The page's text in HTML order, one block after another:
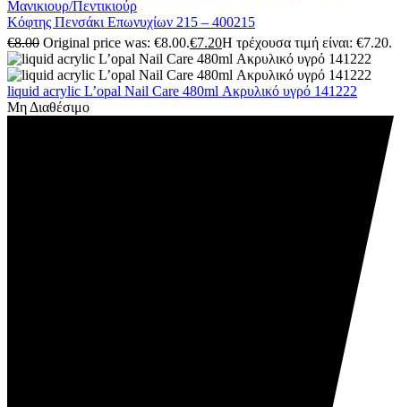
Μανικιουρ/Πεντικιούρ
Κόφτης Πενσάκι Επωνυχίων 215 – 400215
€8.00 Original price was: €8.00.€7.20Η τρέχουσα τιμή είναι: €7.20.
liquid acrylic L’opal Nail Care 480ml Ακρυλικό υγρό 141222
Μη Διαθέσιμο